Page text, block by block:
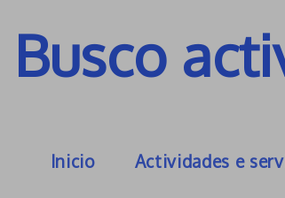
Busco
Inicio Actividades e